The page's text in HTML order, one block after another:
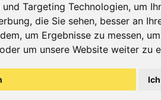
Targeting Technologien, um
die Sie sehen, besser an
um Ergebnisse zu messen,
um unsere Website weiter zu
Alle Videos
Bastelideen
Arbeitsblätter